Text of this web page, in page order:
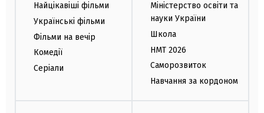
Найцікавіші фільми
Українські фільми
Фільми на вечір
Комедії
Серіали
Міністерство освіти та
науки України
Школа
НМТ 2026
Саморозвиток
Навчання за кордоном